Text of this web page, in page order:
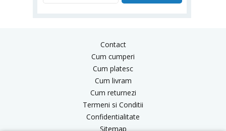
Contact
Cum cumperi
Cum platesc
Cum livram
Cum returnezi
Termeni si Conditii
Confidentialitate
Sitemap